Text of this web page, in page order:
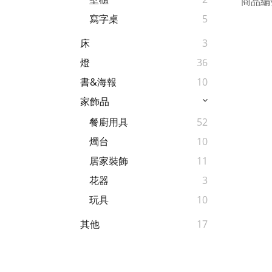
寫字桌
5
床
3
燈
36
書&海報
10
家飾品
餐廚用具
52
燭台
10
居家裝飾
11
花器
3
玩具
10
其他
17